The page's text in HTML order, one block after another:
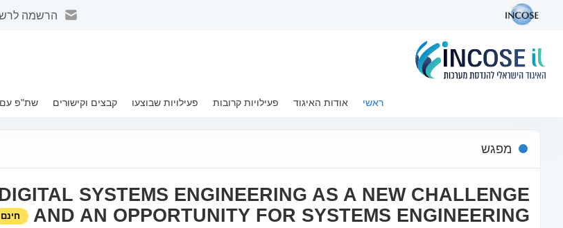
הרשמה
ראשי אודות האיגוד פעילויות קרובות פעילויות שבוצעו קבצים וקישורים שת"פ עםAS A NEW CHALLENGE AND AN OPPORTUNITY FOR SYSTEMS ENGINEERING
מפגש
SYSTEMS ENGINEERING AS A NEW CHALLENGE
AND AN OPPORTUNITY FOR SYSTEMS ENGINEERING
חינם